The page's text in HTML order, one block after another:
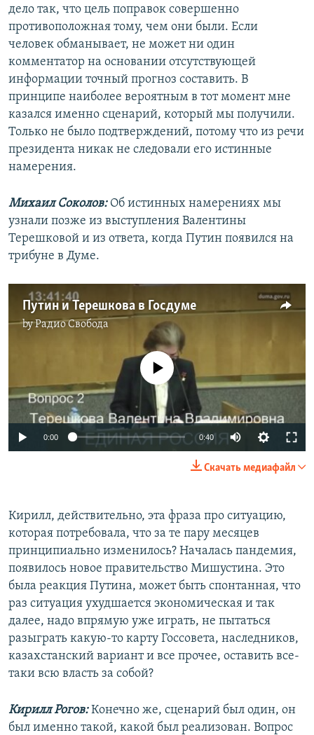
дело так, что цель поправок совершенно
противоположная тому, чем они были. Если
человек обманывает, не может ни один
комментатор на основании отсутствующей
информации точный прогноз составить. В
принципе наиболее вероятным в тот момент мне
казался именно сценарий, который мы получили.
Только не было подтверждений, потому что из речи
президента никак не следовали его истинные
намерения.
Михаил Соколов:Об истинных намерениях мы
узнали позже из выступления Валентины
Терешковой и из ответа, когда Путин появился на
трибуне в Думе.
Путин и Терешкова в Госдуме
byРадио Свобода
720p 1080p
No media source currently available
0:00 0:40
720p
1080p
Скачать медиафайл
Кирилл, действительно, эта фраза про ситуацию,
которая потребовала, что за те пару месяцев
принципиально изменилось? Началась пандемия,
появилось новое правительство Мишустина. Это
была реакция Путина, может быть спонтанная, что
раз ситуация ухудшается экономическая и так
далее, надо впрямую уже играть, не пытаться
разыграть какую-то карту Госсовета, наследников,
казахстанский вариант и все прочее, оставить все-
таки всю власть за собой?
Кирилл Рогов:Конечно же, сценарий был один, он
был именно такой, какой был реализован. Вопрос